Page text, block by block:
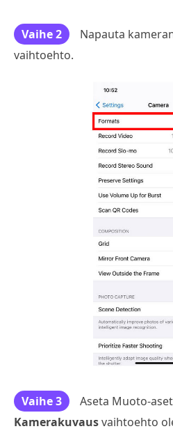
Vaihe 2 Napauta
vaihtoehto.
Vaihe 3
Aseta Muoto-
Kamerakuvausvaihtoehto